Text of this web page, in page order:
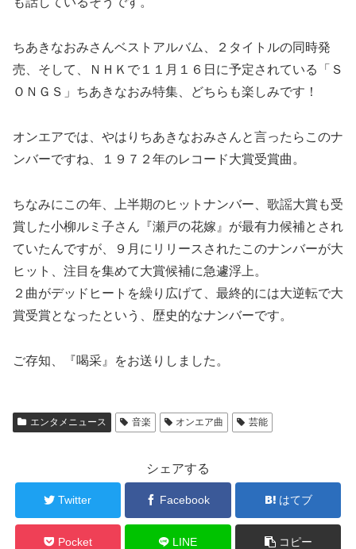
ちあきなおみさんベストアルバム、２タイトルの同時発
売、そして、ＮＨＫで１１月１６日に予定されている「Ｓ
ＯＮＧＳ」ちあきなおみ特集、どちらも楽しみです！
オンエアでは、やはりちあきなおみさんと言ったらこのナ
ンバーですね、１９７２年のレコード大賞受賞曲。
ちなみにこの年、上半期のヒットナンバー、歌謡大賞も受
賞した小柳ルミ子さん『瀬戸の花嫁』が最有力候補とされ
ていたんですが、９月にリリースされたこのナンバーが大
ヒット、注目を集めて大賞候補に急遽浮上。
２曲がデッドヒートを繰り広げて、最終的には大逆転で大
賞受賞となったという、歴史的なナンバーです。
ご存知、『喝采』をお送りしました。
エンタメニュース 音楽 オンエア曲 芸能
シェアする
Twitter Facebook はてブ
Pocket LINE コピー